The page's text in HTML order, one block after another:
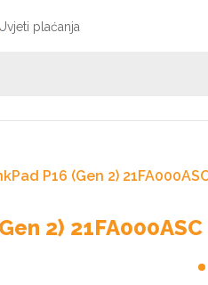
plaćanja
P16 (Gen 2)
2) 21FA000ASC